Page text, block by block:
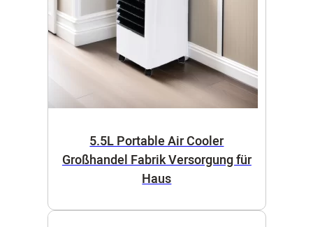
5.5L Portable Air Cooler
Großhandel Fabrik Versorgung für
Haus